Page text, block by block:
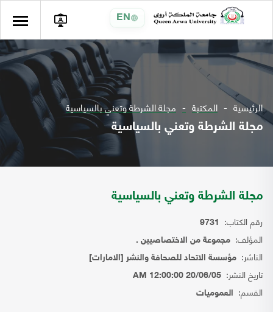
EN
الرئيسية المكتبة مجلة الشرطة وتعني بالسياسية
مجلة الشرطة وتعني بالسياسية
مجلة الشرطة وتعني بالسياسية
رقم الكتاب: 9731
المؤلف: مجموعة من الاختصاصيين .
الناشر: مؤسسة الاتحاد للصحافة والنشر [الامارات]
تاريخ النشر: 20/06/05 12:00:00 AM
القسم: العموميات